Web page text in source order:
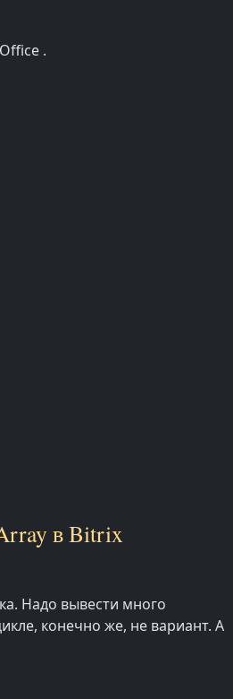
.
в Bitrix
Надо вывести много
конечно же, не вариант. А